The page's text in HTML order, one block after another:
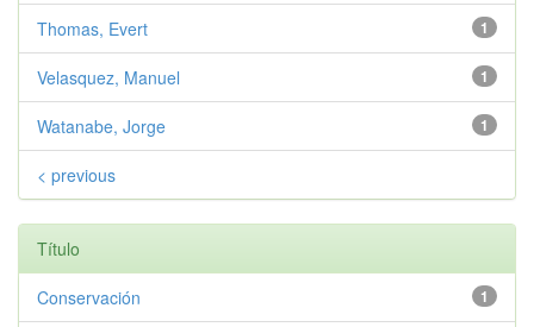
1
Thomas, Evert
1
Velasquez, Manuel
1
Watanabe, Jorge
< previous
Título
1
Conservación